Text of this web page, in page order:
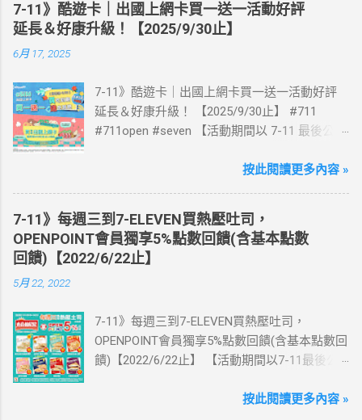
7-11》酷遊卡｜出國上網卡買一送一活動好評
延長＆好康升級！【2025/9/30止】
6月 17, 2025
7-11》酷遊卡｜出國上網卡買一送一活動好評
延長＆好康升級！ 【2025/9/30止】 #711
#711open #seven 【活動期間以 7-11 最後公告
國上網卡 方便、快速、享買一送一優惠！ > 實
送王品集團300元即享券。 (出國開通啟用後回
活動網站登錄 【點我登錄】 ) > eSIM出國上網
卡：好康升級！購買eSIM「吃到飽」方案；即
送同天數「吃到飽」方案。 (例：買1張日本5天
來超商買省錢又方便💰 ·活動詳情：好康優惠看
這邊 【點我看好康優惠】 ·eSIM ibon 購買教學
【點我觀看教學】 📲 全球上網首選，速度穩
澳、美國、菲律賓、歐洲、土耳其 熱門地區通
按此閱讀更多內容 »
7-11》每週三到7-ELEVEN買熱壓吐司，
OPENPOINT會員獨享5%點數回饋(含基本點數
回饋)【2022/6/22止】
5月 22, 2022
7-11》每週三到7-ELEVEN買熱壓吐司，
OPENPOINT會員獨享5%點數回饋(含基本點數回
饋)【2022/6/22止】 【活動期間以7-11最後公
111/5/4~6/22 每週三到7-ELEVEN買熱壓吐司
按此閱讀更多內容 »